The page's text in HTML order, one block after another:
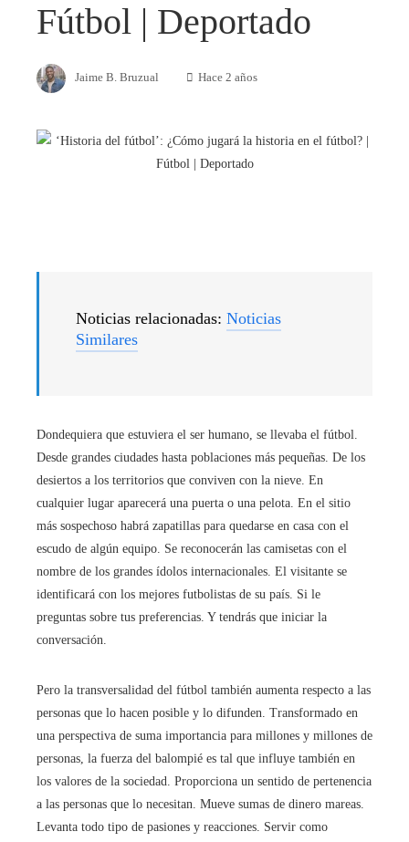
Fútbol | Deportado
Jaime B. Bruzual Hace 2 años
Noticias relacionadas: Noticias
Similares
Dondequiera que estuviera el ser humano, se llevaba el fútbol.
Desde grandes ciudades hasta poblaciones más pequeñas. De los
desiertos a los territorios que conviven con la nieve. En
cualquier lugar aparecerá una puerta o una pelota. En el sitio
más sospechoso habrá zapatillas para quedarse en casa con el
escudo de algún equipo. Se reconocerán las camisetas con el
nombre de los grandes ídolos internacionales. El visitante se
identificará con los mejores futbolistas de su país. Si le
preguntas sobre tus preferencias. Y tendrás que iniciar la
conversación.
Pero la transversalidad del fútbol también aumenta respecto a las
personas que lo hacen posible y lo difunden. Transformado en
una perspectiva de suma importancia para millones y millones de
personas, la fuerza del balompié es tal que influye también en
los valores de la sociedad. Proporciona un sentido de pertenencia
a las personas que lo necesitan. Mueve sumas de dinero mareas.
Levanta todo tipo de pasiones y reacciones. Servir como